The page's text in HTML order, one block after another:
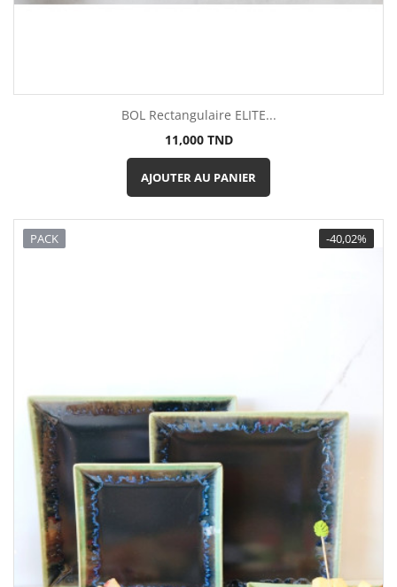
BOL Rectangulaire ELITE...
Prix
11,000 TND
AJOUTER AU PANIER
-40,02%
PACK